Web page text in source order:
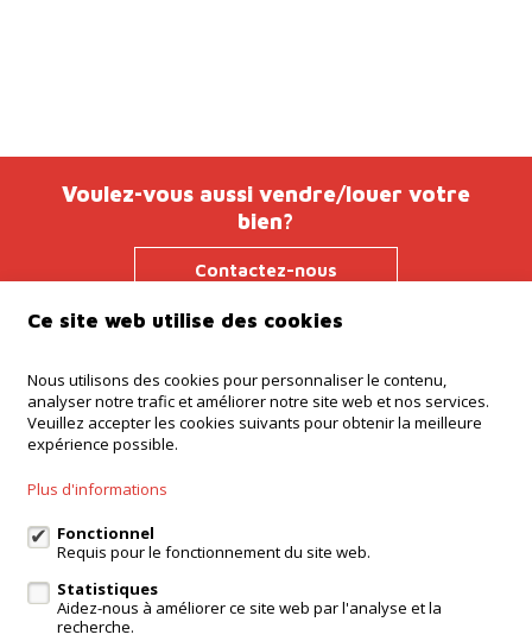
Voulez-vous aussi vendre/louer votre
bien?
Contactez-nous
Agence Ninove
Onderwijslaan 45, 9400 Ninove
Agence Dilbeek
Agence Kampenhout
Zeypestraat 52B, Kampenhout
login propriétaire
Ce site web utilise des cookies
Nous utilisons des cookies pour personnaliser le contenu,
analyser notre trafic et améliorer notre site web et nos services.
Veuillez accepter les cookies suivants pour obtenir la meilleure
expérience possible.
Plus d'informations
Fonctionnel
Requis pour le fonctionnement du site web.
Statistiques
Aidez-nous à améliorer ce site web par l'analyse et la
recherche.